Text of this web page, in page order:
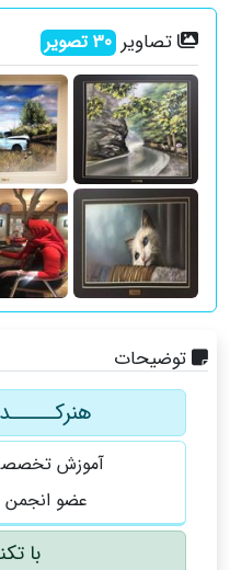
تصاویر 30تصویر
توضیحات
آموزش
عضو
با